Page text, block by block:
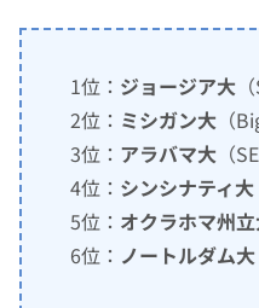
1位： ジョージア大
2位： ミシガン大 （
3位： アラバマ大 （
4位： シンシナティ大
5位： オクラホマ州
6位： ノートルダム大